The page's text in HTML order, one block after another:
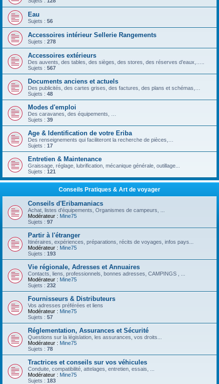
Eau
Sujets : 56
Accessoires intérieur Sellerie Rangements
Sujets : 278
Accessoires extérieurs
Des auvents, des tables, des sièges, des stores, des réserves d’eaux,…..
Sujets : 567
Documents anciens et actuels
Des publicités, des cartes grises, des factures, des plans et schémas,…
Sujets : 48
Modes d'emploi
Des caravanes, des équipements, …
Sujets : 39
Age & Identification de votre Eriba
Des renseignements qui faciliteront la recherche de pièces,…
Sujets : 17
Entretien & Maintenance
Graissage, réglage, lubrification, mécanique générale, outillage...
Sujets : 121
Conseils Pratiques & Art de voyager
Conseils d'Eribamaniacs
Achat, listes d'équipements, Organismes de campeurs, ...
Modérateur : Mine75
Sujets : 97
Partir à l'étranger
Itinéraires, expériences, préparations, récits de voyages, infos pays...
Modérateur : Mine75
Sujets : 193
Vie régionale, Adresses et Annuaires
Contacts, liens, professionnels, bonnes adresses, CAMPINGS , ...
Modérateur : Mine75
Sujets : 232
Fournisseurs & Distributeurs
Vos adresses préférées et liens
Modérateur : Mine75
Sujets : 57
Réglementation, Assurances et Sécurité
Questions sur la législation, les assurances, vos droits...
Modérateur : Mine75
Sujets : 78
Tractrices et conseils sur vos véhicules
Conduite, compatibilité, attelages, entretien, essais, ...
Modérateur : Mine75
Sujets : 183